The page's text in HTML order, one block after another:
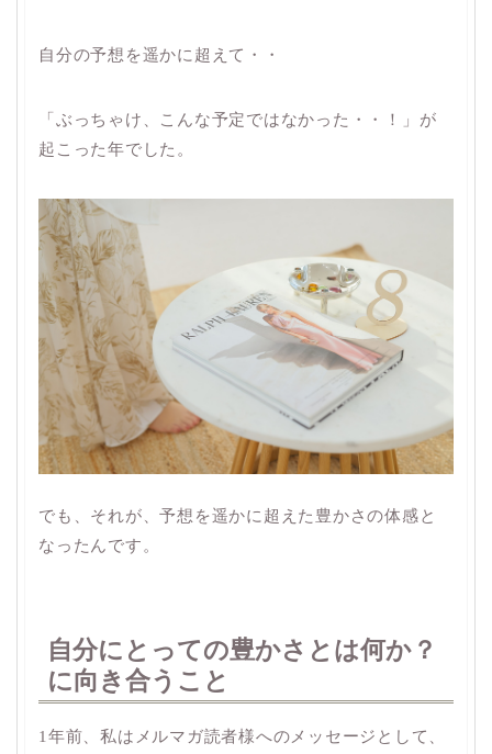
自分の予想を遥かに超えて・・
「ぶっちゃけ、こんな予定ではなかった・・！」が
起こった年でした。
でも、それが、予想を遥かに超えた豊かさの体感と
なったんです。
自分にとっての豊かさとは何か？
に向き合うこと
1年前、私はメルマガ読者様へのメッセージとして、